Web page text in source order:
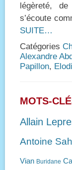
légèreté,
s’écoute
SUITE…
Catégories
Alexandre
Papillon,
MOTS-
Allain
Antoine
Vian Buridane